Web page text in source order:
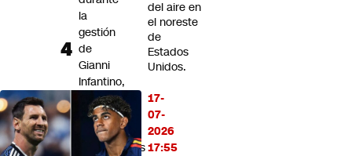
del aire en
el noreste
de
Estados
Unidos.
17-
07-
2026
17:55
la
gestión
de
Gianni
Infantino,
medio
desmentidos